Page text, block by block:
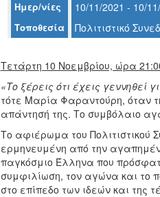
Ημερ/νίες 10/11/2021 - 10/
Τοποθεσία Πολιτιστικό
Τετάρτη 10 Νοεμβρίου, ώρα
«Το ξέρεις ότι έχεις γεννηθεί
τότε Μαρία Φαραντούρη, όταν
απάντησή της. Το συμβόλαιο
Το αφιέρωμα του Πολιτιστικού
ερμηνευμένη από την
παγκόσμιο Έλληνα που
συμφιλίωση, τον αγώνα και το
στο επίπεδο των ιδεών και της